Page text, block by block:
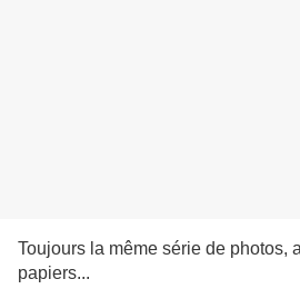
Toujours la même série de photos,
papiers...